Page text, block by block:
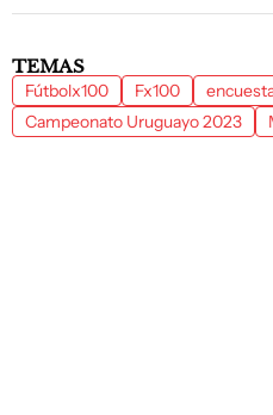
TEMAS
Fútbolx100 Fx100
Campeonato Uruguayo 2023